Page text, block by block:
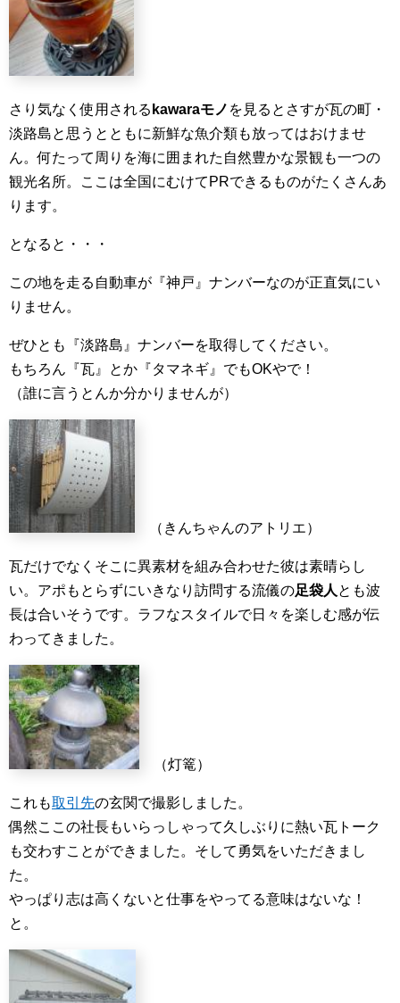
さり気なく使用される kawaraモノ を見るとさすが瓦の町・
淡路島と思うとともに新鮮な魚介類も放ってはおけませ
ん。何たって周りを海に囲まれた自然豊かな景観も一つの
観光名所。ここは全国にむけてPRできるものがたくさんあ
ります。
となると・・・
この地を走る自動車が『神戸』ナンバーなのが正直気にい
りません。
ぜひとも『淡路島』ナンバーを取得してください。
もちろん『瓦』とか『タマネギ』でもOKやで！
（誰に言うとんか分かりませんが）
（きんちゃんのアトリエ）
瓦だけでなくそこに異素材を組み合わせた彼は素晴らし
い。アポもとらずにいきなり訪問する流儀の足袋人 とも波
長は合いそうです。ラフなスタイルで日々を楽しむ感が伝
わってきました。
（灯篭）
これも取引先の玄関で撮影しました。
偶然ここの社長もいらっしゃって久しぶりに熱い瓦トーク
も交わすことができました。そして勇気をいただきまし
た。
やっぱり志は高くないと仕事をやってる意味はないな！
と。